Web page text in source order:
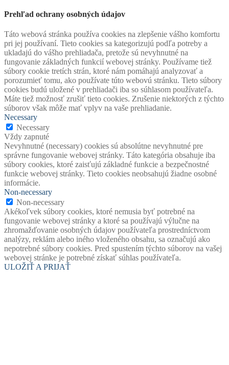
Prehľad ochrany osobných údajov
Táto webová stránka používa cookies na zlepšenie vášho komfortu
pri jej používaní. Tieto cookies sa kategorizujú podľa potreby a
ukladajú do vášho prehliadača, pretože sú nevyhnutné na
fungovanie základných funkcií webovej stránky. Používame tiež
súbory cookie tretích strán, ktoré nám pomáhajú analyzovať a
porozumieť tomu, ako používate túto webovú stránku. Tieto súbory
cookies budú uložené v prehliadači iba so súhlasom používateľa.
Máte tiež možnosť zrušiť tieto cookies. Zrušenie niektorých z týchto
súborov však môže mať vplyv na vaše prehliadanie.
Necessary
Necessary
Vždy zapnuté
Nevyhnutné (necessary) cookies sú absolútne nevyhnutné pre
správne fungovanie webovej stránky. Táto kategória obsahuje iba
súbory cookies, ktoré zaisťujú základné funkcie a bezpečnostné
funkcie webovej stránky. Tieto cookies neobsahujú žiadne osobné
informácie.
Non-necessary
Non-necessary
Akékoľvek súbory cookies, ktoré nemusia byť potrebné na
fungovanie webovej stránky a ktoré sa používajú výlučne na
zhromažďovanie osobných údajov používateľa prostredníctvom
analýzy, reklám alebo iného vloženého obsahu, sa označujú ako
nepotrebné súbory cookies. Pred spustením týchto súborov na vašej
webovej stránke je potrebné získať súhlas používateľa.
ULOŽIŤ A PRIJAŤ